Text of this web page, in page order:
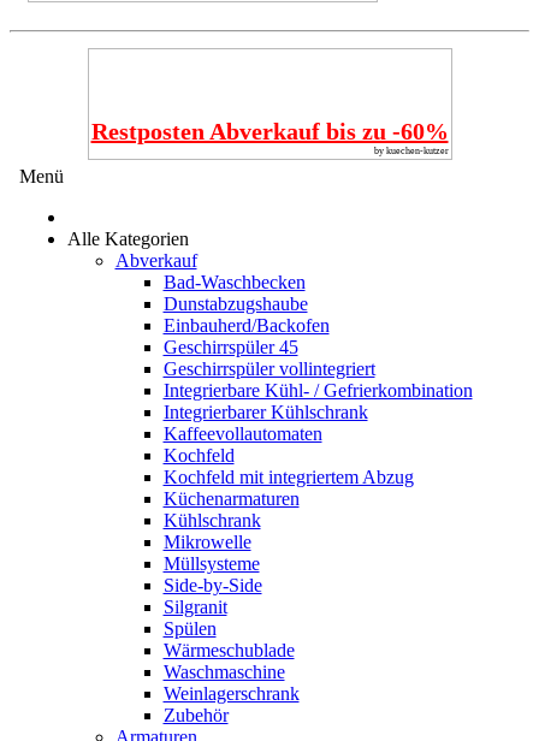
Restposten Abverkauf bis zu -60%
by kuechen-kutzer
Menü
Alle Kategorien
Abverkauf
Bad-Waschbecken
Dunstabzugshaube
Einbauherd/Backofen
Geschirrspüler 45
Geschirrspüler vollintegriert
Integrierbare Kühl- / Gefrierkombination
Integrierbarer Kühlschrank
Kaffeevollautomaten
Kochfeld
Kochfeld mit integriertem Abzug
Küchenarmaturen
Kühlschrank
Mikrowelle
Müllsysteme
Side-by-Side
Silgranit
Spülen
Wärmeschublade
Waschmaschine
Weinlagerschrank
Zubehör
Armaturen